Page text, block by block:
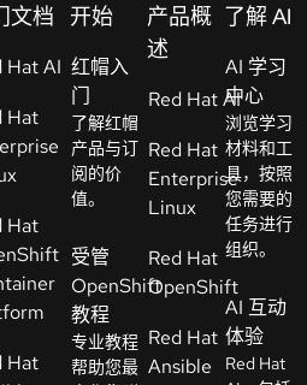
控制台
（Console）
文档
Hat AI
Hat
Hat
Hat
开始
红帽入
门
了解红帽
产品与订
阅的价
值。
受管
OpenShift
教程
专业教程
帮助您最
产品概
述
Red Hat AI
Red Hat
Enterprise
Linux
Red Hat
OpenShift
Red Hat
Ansible
了解 AI
AI 学习
中心
浏览学习
材料和工
具，按照
您需要的
任务进行
组织。
AI 互动
体验
Red Hat